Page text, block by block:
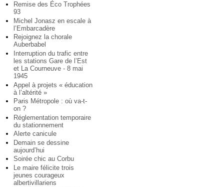
Remise des Éco Trophées
93
Michel Jonasz en escale à
l’Embarcadère
Rejoignez la chorale
Auberbabel
Interruption du trafic entre
les stations Gare de l’Est
et La Courneuve - 8 mai
1945
Appel à projets « éducation
à l’altérité »
Paris Métropole : où va-t-
on ?
Réglementation temporaire
du stationnement
Alerte canicule
Demain se dessine
aujourd’hui
Soirée chic au Corbu
Le maire félicite trois
jeunes courageux
albertivillariens